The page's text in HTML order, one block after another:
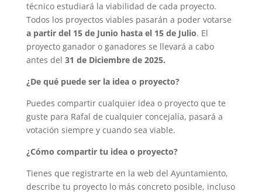
técnico estudiará la viabilidad de cada proyecto.
Todos los proyectos viables pasarán a poder votarse
a partir del 15 de Junio hasta el 15 de Julio. El
proyecto ganador o ganadores se llevará a cabo
antes del 31 de Diciembre de 2025.
¿De qué puede ser la idea o proyecto?
Puedes compartir cualquier idea o proyecto que te
guste para Rafal de cualquier concejalía, pasará a
votación siempre y cuando sea viable.
¿Cómo compartir tu idea o proyecto?
Tienes que registrarte en la web del Ayuntamiento,
describe tu proyecto lo más concreto posible, incluso